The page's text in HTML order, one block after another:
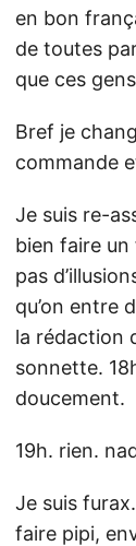
en bon
de toutes
que ces
Bref je
commande
Je suis re-
bien faire
pas
qu’on entre
la rédaction
sonnette.
doucement.
19h. rien.
Je suis
faire pipi,